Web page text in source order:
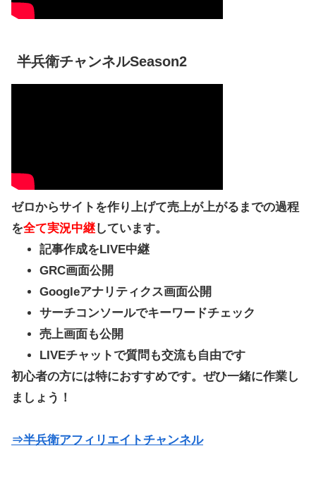
半兵衛チャンネルSeason2
ゼロからサイトを作り上げて売上が上がるまでの過程
を全て実況中継しています。
記事作成をLIVE中継
GRC画面公開
Googleアナリティクス画面公開
サーチコンソールでキーワードチェック
売上画面も公開
LIVEチャットで質問も交流も自由です
初心者の方には特におすすめです。ぜひ一緒に作業し
ましょう！
⇒半兵衛アフィリエイトチャンネル